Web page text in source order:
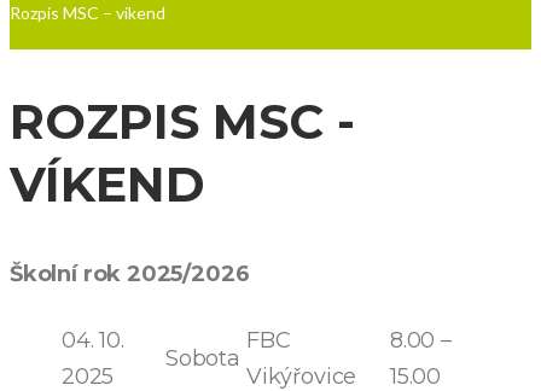
Rozpis MSC – víkend
ROZPIS MSC -
VÍKEND
Školní rok 2025/2026
04. 10.
2025
Sobota
FBC
Vikýřovice
8.00 –
15.00